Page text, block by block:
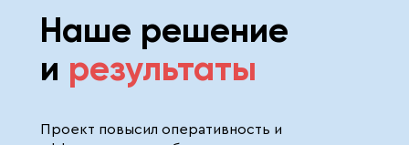
Наше решение
и результаты
Проект повысил оперативность и